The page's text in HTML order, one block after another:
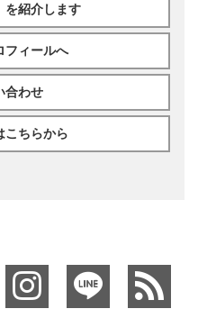
を紹介します
フィールへ
合わせ
こちらから